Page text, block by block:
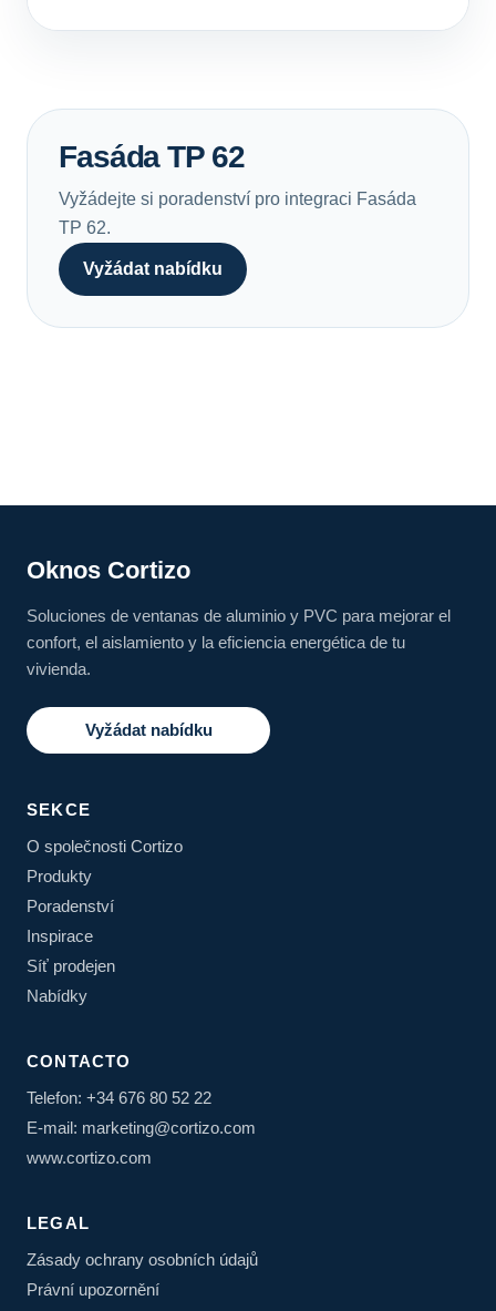
Fasáda TP 62
Vyžádejte si poradenství pro integraci Fasáda
TP 62.
Vyžádat nabídku
Oknos Cortizo
Soluciones de ventanas de aluminio y PVC para mejorar el
confort, el aislamiento y la eficiencia energética de tu
vivienda.
Vyžádat nabídku
SEKCE
O společnosti Cortizo
Produkty
Poradenství
Inspirace
Síť prodejen
Nabídky
CONTACTO
Telefon: +34 676 80 52 22
E-mail: marketing@cortizo.com
www.cortizo.com
LEGAL
Zásady ochrany osobních údajů
Právní upozornění